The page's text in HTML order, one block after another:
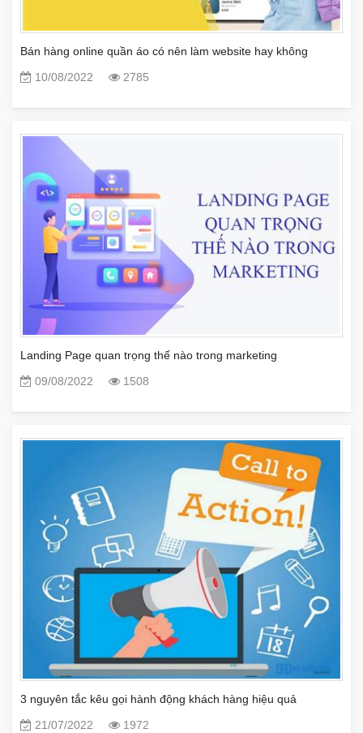
Bán hàng online quần áo có nên làm website hay không
10/08/2022
2785
Landing Page quan trọng thế nào trong marketing
09/08/2022
1508
3 nguyên tắc kêu gọi hành động khách hàng hiệu quả
21/07/2022
1972